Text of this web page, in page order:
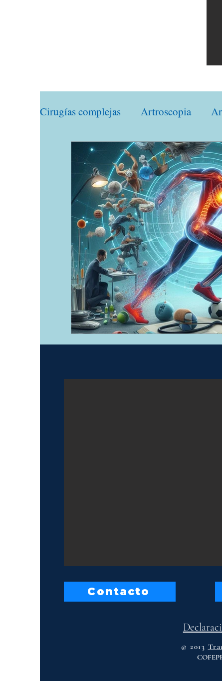
Cirugías complejas Artroscopia
Traumatología Deportiva
Ortopedia
Contacto
© 2013